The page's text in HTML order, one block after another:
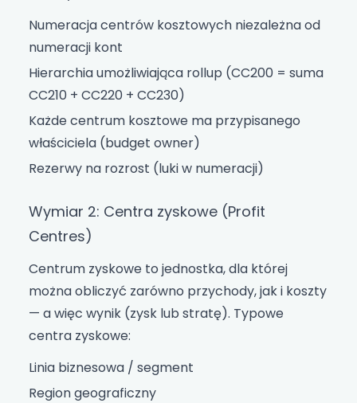
Numeracja centrów kosztowych niezależna od
numeracji kont
Hierarchia umożliwiająca rollup (CC200 = suma
CC210 + CC220 + CC230)
Każde centrum kosztowe ma przypisanego
właściciela (budget owner)
Rezerwy na rozrost (luki w numeracji)
Wymiar 2: Centra zyskowe (Profit
Centres)
Centrum zyskowe to jednostka, dla której
można obliczyć zarówno przychody, jak i koszty
— a więc wynik (zysk lub stratę). Typowe
centra zyskowe:
Linia biznesowa / segment
Region geograficzny